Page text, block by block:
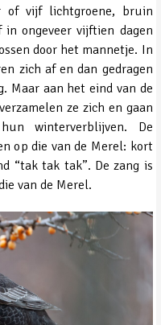
of vijf lichtgroene, bruin
ongeveer vijftien dagen
door het mannetje. In
zich af en dan gedragen
Maar aan het eind van de
ze zich en gaan
winterverblijven. De
op die van de Merel: kort
“tak tak tak”. De zang is
van de Merel.